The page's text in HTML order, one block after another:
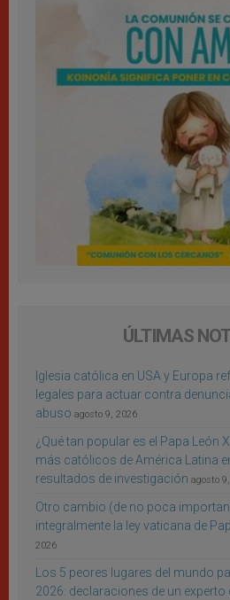
ÚLTIMAS
Iglesia católica en USA y Europa
legales para actuar contra
abuso agosto 9, 2026
¿Qué tan popular es el Papa León
más católicos de América Latina
resultados de investigación agosto
Otro cambio (de no poca
integralmente la ley vaticana de
2026
Los 5 peores lugares del mundo
2026: declaraciones de un experto